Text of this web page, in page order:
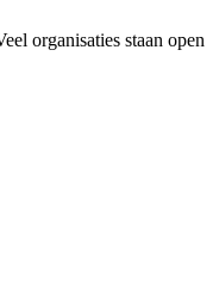
organisaties staan open